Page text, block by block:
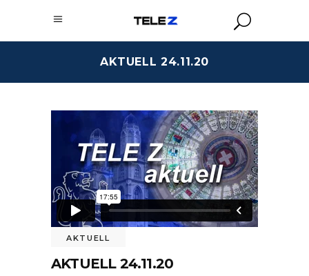
AKTUELL 24.11.20
AKTUELL
AKTUELL 24.11.20